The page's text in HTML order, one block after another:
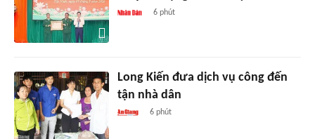
6 phút
Long Kiến đưa dịch vụ công đến
tận nhà dân
6 phút